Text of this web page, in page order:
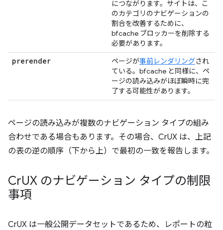
につながります。サイトは、こ
のカテゴリのナビゲーションの
割合を改善するために、
bfcache ブロッカーを削除する
必要があります。
prerender ページが事前レンダリングされ
ている。bfcache と同様に、ペ
ージの読み込みがほぼ瞬時に完
了する可能性があります。
ページの読み込みが複数のナビゲーション タイプの組み
合わせである場合もあります。その場合、CrUX は、上記
の表の逆の順序（下から上）で最初の一致を報告します。
CrUX のナビゲーション タイプの制限
事項
CrUX は一般公開データセットであるため、レポートの粒